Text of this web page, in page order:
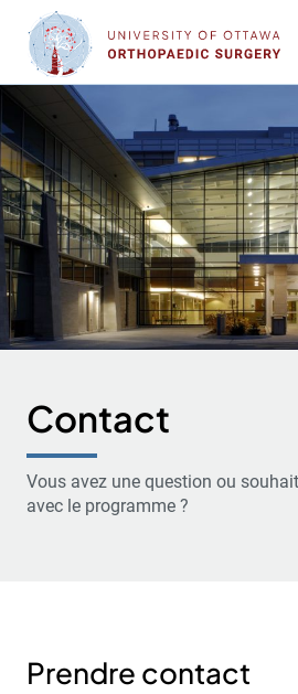
Sauter
contenu
Contact
Vous avez une question ou
avec le programme ?
Prendre contact